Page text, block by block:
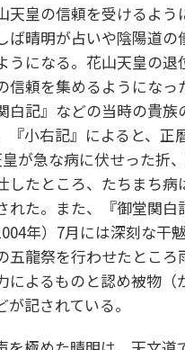
天皇の信頼を受けるよう
ば晴明が占いや陰陽道の
うになる。花山天皇の退
信頼を集めるようになっ
白記』などの当時の貴族
『小右記』によると、正
が急な病に伏せった折
したところ、たちまち病
れた。また、『御堂関白
年）7月には深刻な干
五龍祭を行わせたところ
によるものと認め被物（
記されている。